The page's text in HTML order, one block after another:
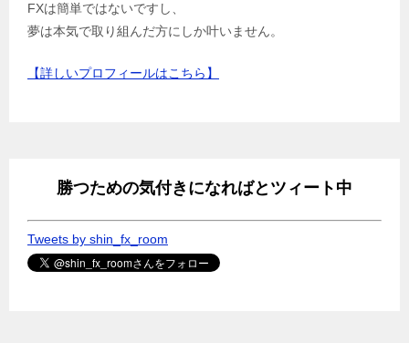
FXは簡単ではないですし、
夢は本気で取り組んだ方にしか叶いません。
【詳しいプロフィールはこちら】
勝つための気付きになればとツィート中
Tweets by shin_fx_room